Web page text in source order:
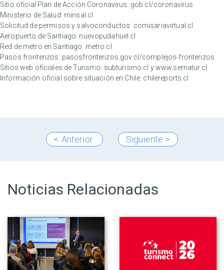
Sitio oficial Plan de Acción Coronavirus: gob.cl/coronavirus
Ministerio de Salud: minsal.cl
Solicitud de permisos y salvoconductos: comisariavirtual.cl
Aeropuerto de Santiago: nuevopudahuel.cl
Red de metro en Santiago: metro.cl
Pasos fronterizos: pasosfronterizos.gov.cl/complejos-fronterizos
Sitios web oficiales de Turismo: subturismo.cl ywww.sernatur.cl
Información oficial sobre situación en Chile: chilereports.cl
< Anterior Siguiente >
Noticias Relacionadas